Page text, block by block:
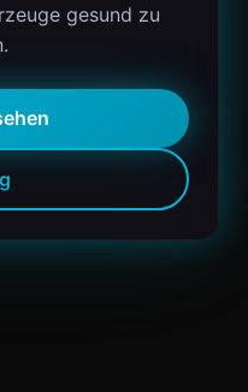
gesund zu